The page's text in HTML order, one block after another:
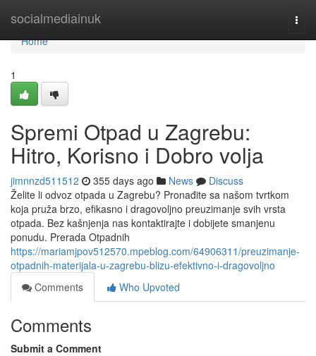
socialmediainuk
Home
Home
1
Spremi Otpad u Zagrebu:
Hitro, Korisno i Dobro volja
jimnnzd511512 355 days ago News
Discuss
Želite li odvoz otpada u Zagrebu? Pronađite sa našom tvrtkom
koja pruža brzo, efikasno i dragovoljno preuzimanje svih vrsta
otpada. Bez kašnjenja nas kontaktirajte i dobijete smanjenu
ponudu. Prerada Otpadnih
https://mariamjpov512570.mpeblog.com/64906311/preuzimanje-
otpadnih-materijala-u-zagrebu-blizu-efektivno-i-dragovoljno
Comments
Who Upvoted
Comments
Submit a Comment